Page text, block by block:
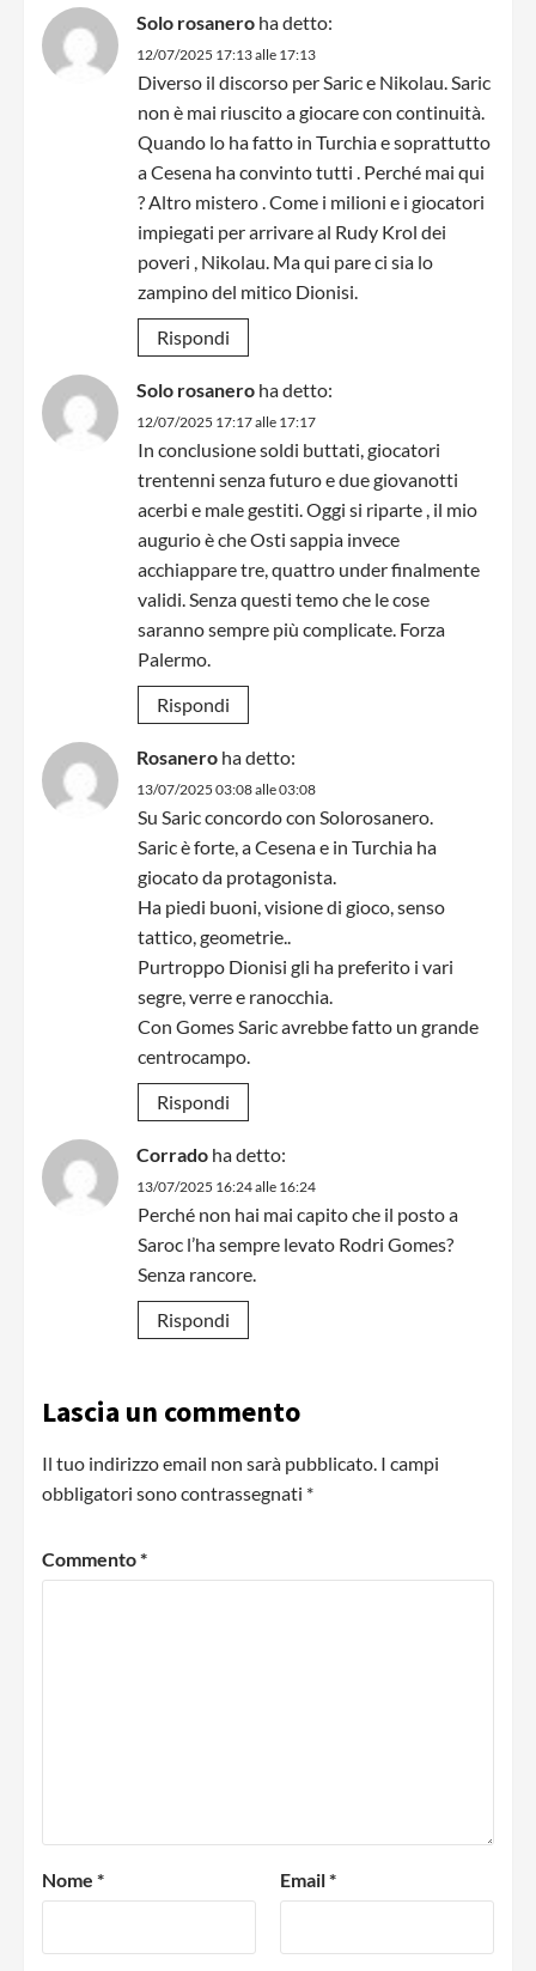
Solo rosanero ha detto:
12/07/2025 17:13 alle 17:13
Diverso il discorso per Saric e Nikolau. Saric
non è mai riuscito a giocare con continuità.
Quando lo ha fatto in Turchia e soprattutto
a Cesena ha convinto tutti . Perché mai qui
? Altro mistero . Come i milioni e i giocatori
impiegati per arrivare al Rudy Krol dei
poveri , Nikolau. Ma qui pare ci sia lo
zampino del mitico Dionisi.
Rispondi
Solo rosanero ha detto:
12/07/2025 17:17 alle 17:17
In conclusione soldi buttati, giocatori
trentenni senza futuro e due giovanotti
acerbi e male gestiti. Oggi si riparte , il mio
augurio è che Osti sappia invece
acchiappare tre, quattro under finalmente
validi. Senza questi temo che le cose
saranno sempre più complicate. Forza
Palermo.
Rispondi
Rosanero ha detto:
13/07/2025 03:08 alle 03:08
Su Saric concordo con Solorosanero.
Saric è forte, a Cesena e in Turchia ha
giocato da protagonista.
Ha piedi buoni, visione di gioco, senso
tattico, geometrie..
Purtroppo Dionisi gli ha preferito i vari
segre, verre e ranocchia.
Con Gomes Saric avrebbe fatto un grande
centrocampo.
Rispondi
Corrado ha detto:
13/07/2025 16:24 alle 16:24
Perché non hai mai capito che il posto a
Saroc l’ha sempre levato Rodri Gomes?
Senza rancore.
Rispondi
Lascia un commento
Il tuo indirizzo email non sarà pubblicato. I campi
obbligatori sono contrassegnati *
Commento*
Nome * Email*